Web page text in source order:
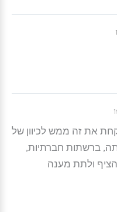
את זה ממש לכיוון של
ברשתות חברתיות,
ולתת מענה